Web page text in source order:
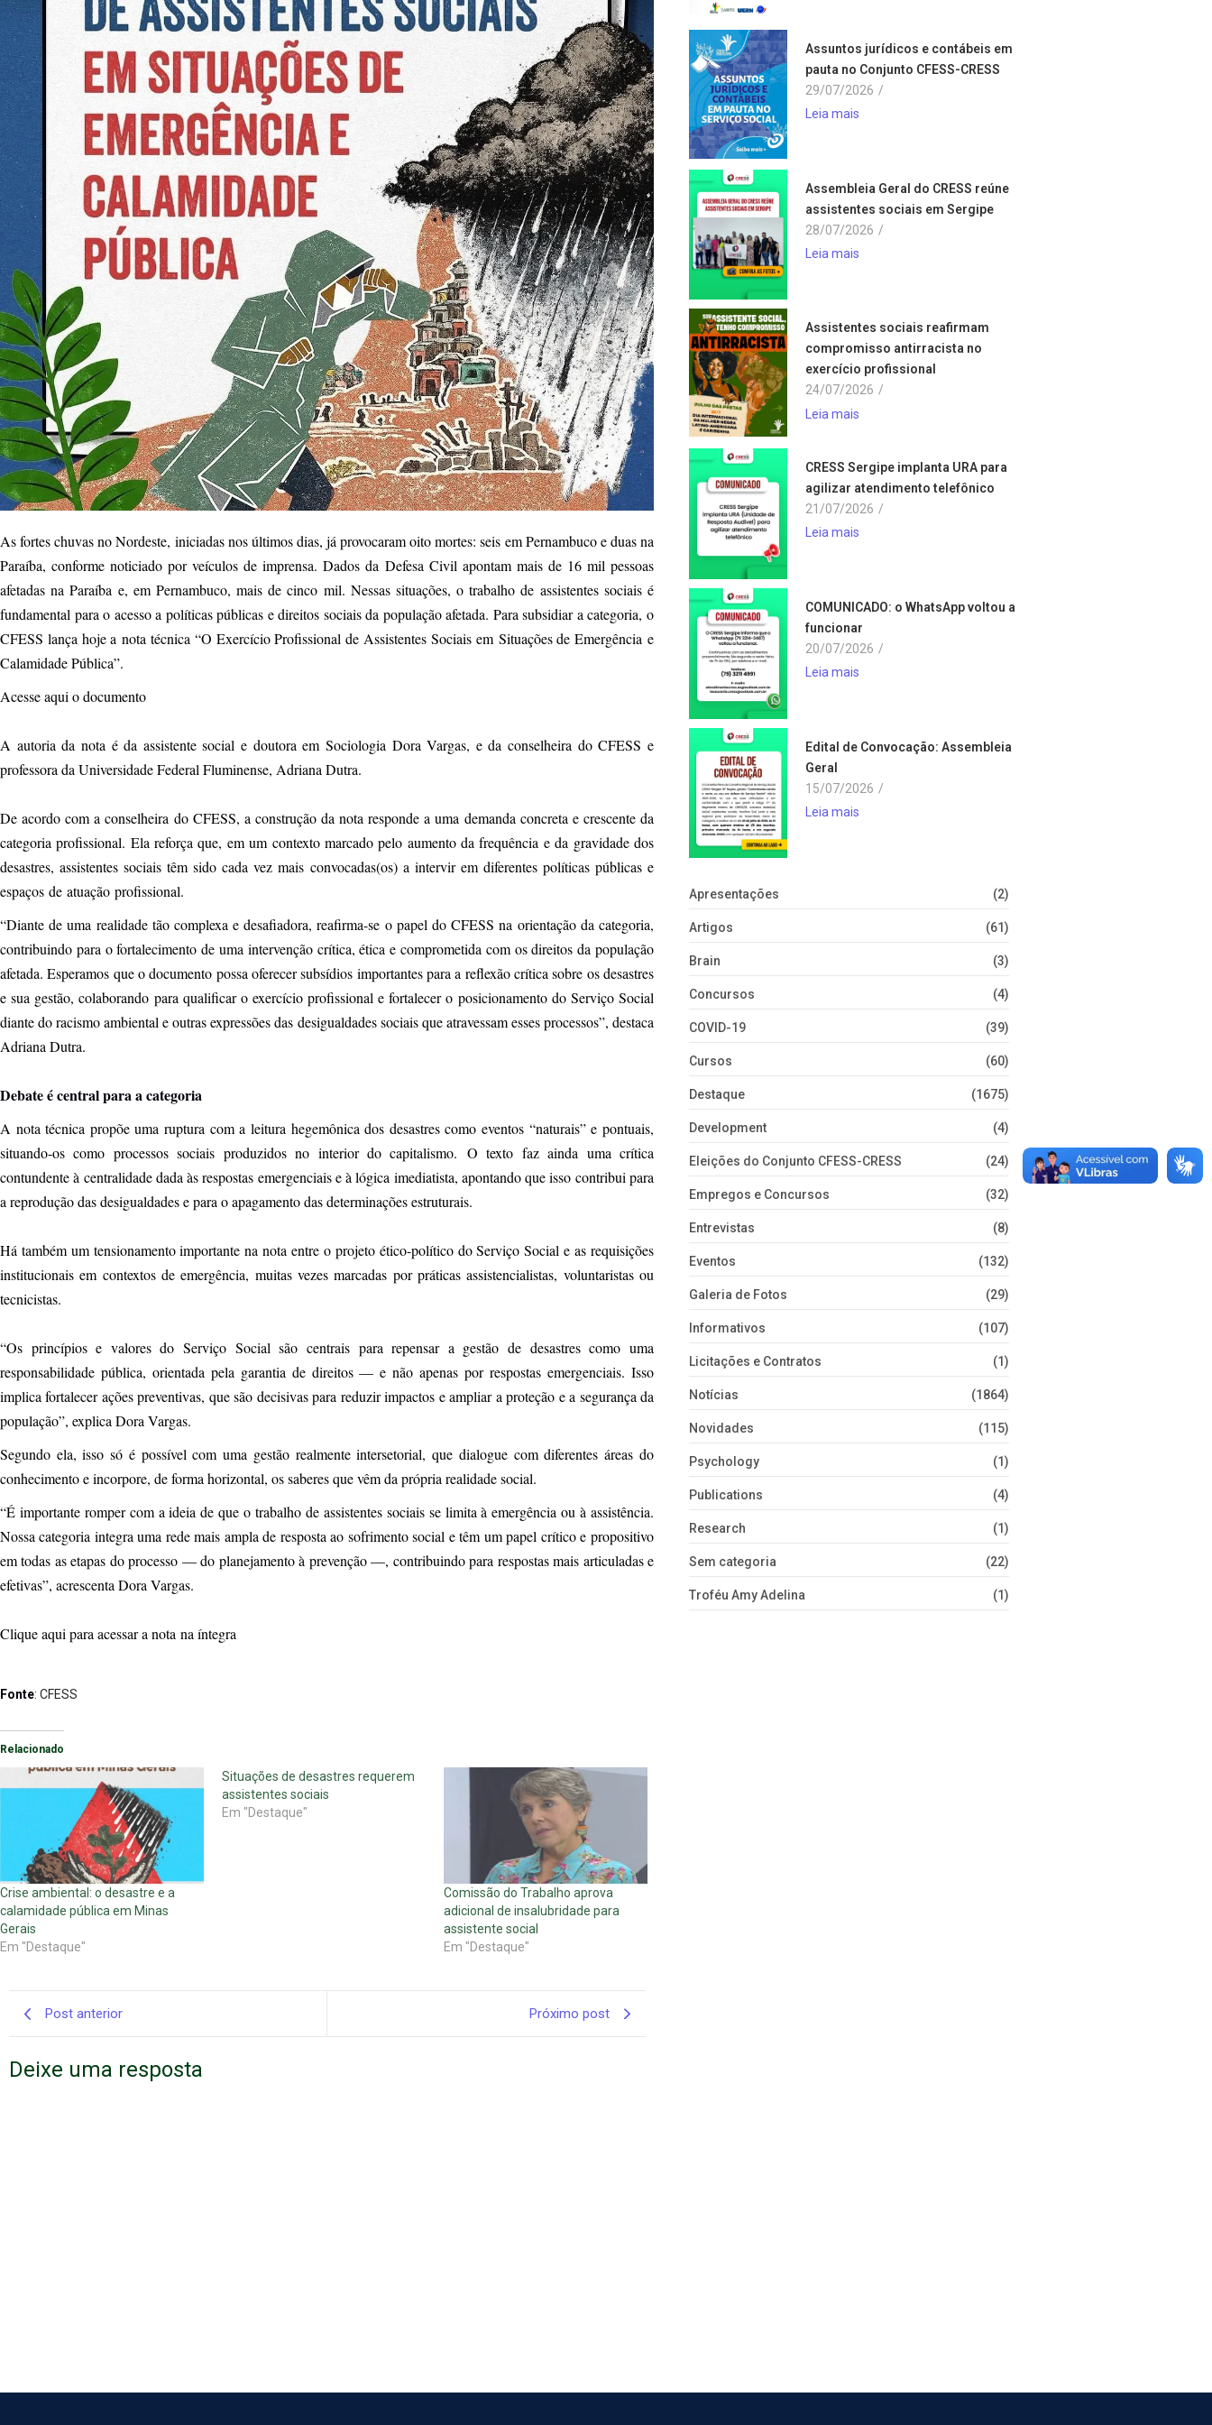
As fortes chuvas no Nordeste, iniciadas nos últimos dias, já provocaram oito mortes: seis em Pernambuco e duas na
Paraíba, conforme noticiado por veículos de imprensa. Dados da Defesa Civil apontam mais de 16 mil pessoas
afetadas na Paraíba e, em Pernambuco, mais de cinco mil. Nessas situações, o trabalho de assistentes sociais é
fundamental para o acesso a políticas públicas e direitos sociais da população afetada. Para subsidiar a categoria, o
CFESS lança hoje a nota técnica “O Exercício Profissional de Assistentes Sociais em Situações de Emergência e
Calamidade Pública”.
Acesse aqui o documento
A autoria da nota é da assistente social e doutora em Sociologia Dora Vargas, e da conselheira do CFESS e
professora da Universidade Federal Fluminense, Adriana Dutra.
De acordo com a conselheira do CFESS, a construção da nota responde a uma demanda concreta e crescente da
categoria profissional. Ela reforça que, em um contexto marcado pelo aumento da frequência e da gravidade dos
desastres, assistentes sociais têm sido cada vez mais convocadas(os) a intervir em diferentes políticas públicas e
espaços de atuação profissional.
“Diante de uma realidade tão complexa e desafiadora, reafirma-se o papel do CFESS na orientação da categoria,
contribuindo para o fortalecimento de uma intervenção crítica, ética e comprometida com os direitos da população
afetada. Esperamos que o documento possa oferecer subsídios importantes para a reflexão crítica sobre os desastres
e sua gestão, colaborando para qualificar o exercício profissional e fortalecer o posicionamento do Serviço Social
diante do racismo ambiental e outras expressões das desigualdades sociais que atravessam esses processos”, destaca
Adriana Dutra.
Debate é central para a categoria
A nota técnica propõe uma ruptura com a leitura hegemônica dos desastres como eventos “naturais” e pontuais,
situando-os como processos sociais produzidos no interior do capitalismo. O texto faz ainda uma crítica
contundente à centralidade dada às respostas emergenciais e à lógica imediatista, apontando que isso contribui para
a reprodução das desigualdades e para o apagamento das determinações estruturais.
Há também um tensionamento importante na nota entre o projeto ético-político do Serviço Social e as requisições
institucionais em contextos de emergência, muitas vezes marcadas por práticas assistencialistas, voluntaristas ou
tecnicistas.
“Os princípios e valores do Serviço Social são centrais para repensar a gestão de desastres como uma
responsabilidade pública, orientada pela garantia de direitos — e não apenas por respostas emergenciais. Isso
implica fortalecer ações preventivas, que são decisivas para reduzir impactos e ampliar a proteção e a segurança da
população”, explica Dora Vargas.
Segundo ela, isso só é possível com uma gestão realmente intersetorial, que dialogue com diferentes áreas do
conhecimento e incorpore, de forma horizontal, os saberes que vêm da própria realidade social.
“É importante romper com a ideia de que o trabalho de assistentes sociais se limita à emergência ou à assistência.
Nossa categoria integra uma rede mais ampla de resposta ao sofrimento social e têm um papel crítico e propositivo
em todas as etapas do processo — do planejamento à prevenção —, contribuindo para respostas mais articuladas e
efetivas”, acrescenta Dora Vargas.
Clique aqui para acessar a nota na íntegra
Fonte: CFESS
Relacionado
Crise ambiental: o desastre e a
calamidade pública em Minas
Gerais
Em "Destaque"
Situações de desastres requerem
assistentes sociais
Em "Destaque"
Comissão do Trabalho aprova
adicional de insalubridade para
assistente social
Em "Destaque"
Assuntos jurídicos e contábeis em
pauta no Conjunto CFESS-CRESS
29/07/2026 /
Leia mais
Assembleia Geral do CRESS reúne
assistentes sociais em Sergipe
28/07/2026 /
Leia mais
Assistentes sociais reafirmam
compromisso antirracista no
exercício profissional
24/07/2026 /
Leia mais
CRESS Sergipe implanta URA para
agilizar atendimento telefônico
21/07/2026 /
Leia mais
COMUNICADO: o WhatsApp voltou a
funcionar
20/07/2026 /
Leia mais
Edital de Convocação: Assembleia
Geral
15/07/2026 /
Leia mais
Apresentações (2)
Artigos (61)
Brain (3)
Concursos (4)
COVID-19 (39)
Cursos (60)
Destaque (1675)
Development (4)
Eleições do Conjunto CFESS-CRESS (24)
Empregos e Concursos (32)
Entrevistas (8)
Eventos (132)
Galeria de Fotos (29)
Informativos (107)
Licitações e Contratos (1)
Notícias (1864)
Novidades (115)
Psychology (1)
Publications (4)
Research (1)
Sem categoria (22)
Troféu Amy Adelina (1)
Post anterior Próximo post
Deixe uma resposta